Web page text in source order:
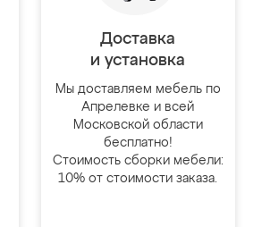
Доставка
и установка
Мы доставляем мебель по
Апрелевке и всей
Московской области
бесплатно!
Стоимость сборки мебели:
10% от стоимости заказа.